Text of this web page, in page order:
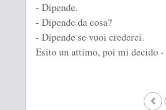
- Dipende.
- Dipende da cosa?
- Dipende se vuoi crederci.
Esito un attimo, poi mi decido